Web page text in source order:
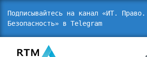
Подписывайтесь на канал «ИТ. Право.
Безопасность» в Telegram